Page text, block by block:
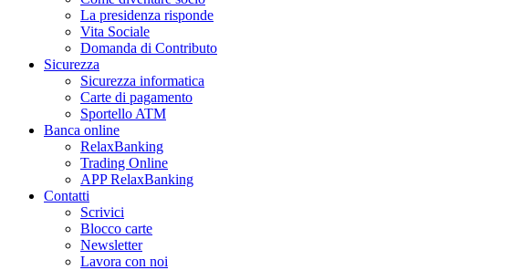
La presidenza risponde
Vita Sociale
Domanda di Contributo
Sicurezza
Sicurezza informatica
Carte di pagamento
Sportello ATM
Banca online
RelaxBanking
Trading Online
APP RelaxBanking
Contatti
Scrivici
Blocco carte
Newsletter
Lavora con noi